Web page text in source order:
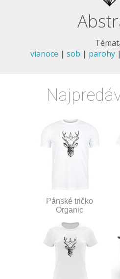
vianoce | sob | parohy|
Pánské tričko
Organic